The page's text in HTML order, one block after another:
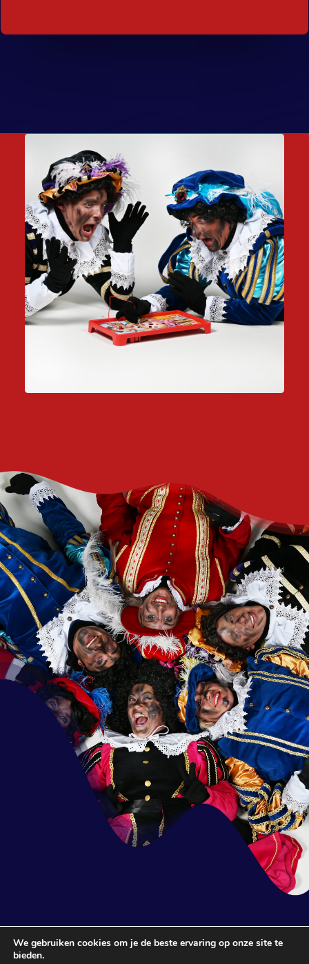
We gebruiken cookies om je de beste ervaring op onze site te
bieden.